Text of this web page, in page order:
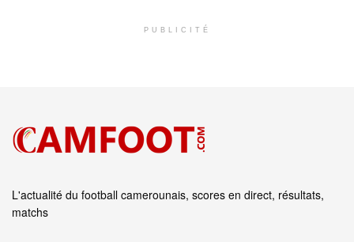
PUBLICITÉ
L'actualité du football camerounais, scores en direct, résultats,
matchs